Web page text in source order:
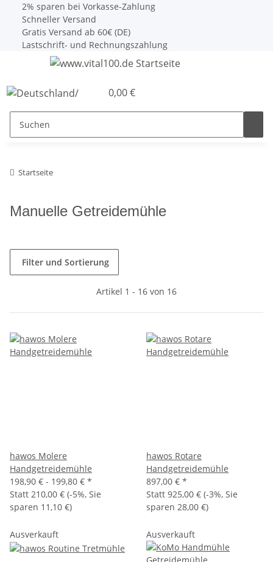
2% sparen bei Vorkasse-Zahlung
Schneller Versand
Gratis Versand ab 60€ (DE)
Lastschrift- und Rechnungszahlung
0,00 €
Startseite
Manuelle Getreidemühle
Filter und Sortierung
Artikel 1 - 16 von 16
hawos Molere
Handgetreidemühle
198,90 € - 199,80 € *
Statt 210,00 € (-5%, Sie
sparen 11,10 €)
hawos Rotare
Handgetreidemühle
897,00 € *
Statt 925,00 € (-3%, Sie
sparen 28,00 €)
Ausverkauft Ausverkauft